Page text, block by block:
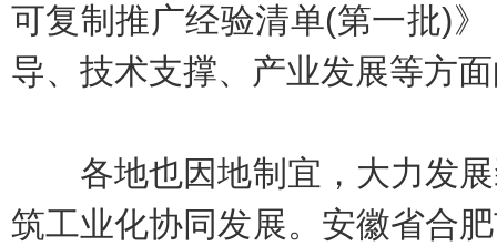
可复制推广经验清单(第一批)
导、技术支撑、产业发展等方
各地也因地制宜，大力发展
筑工业化协同发展。安徽省合